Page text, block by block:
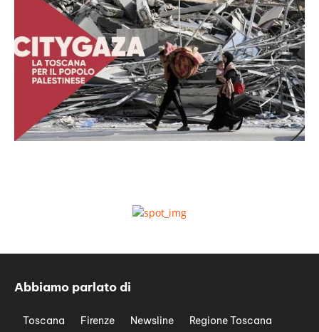
Abbiamo parlato di
Toscana Firenze Newsline
Regione Toscana